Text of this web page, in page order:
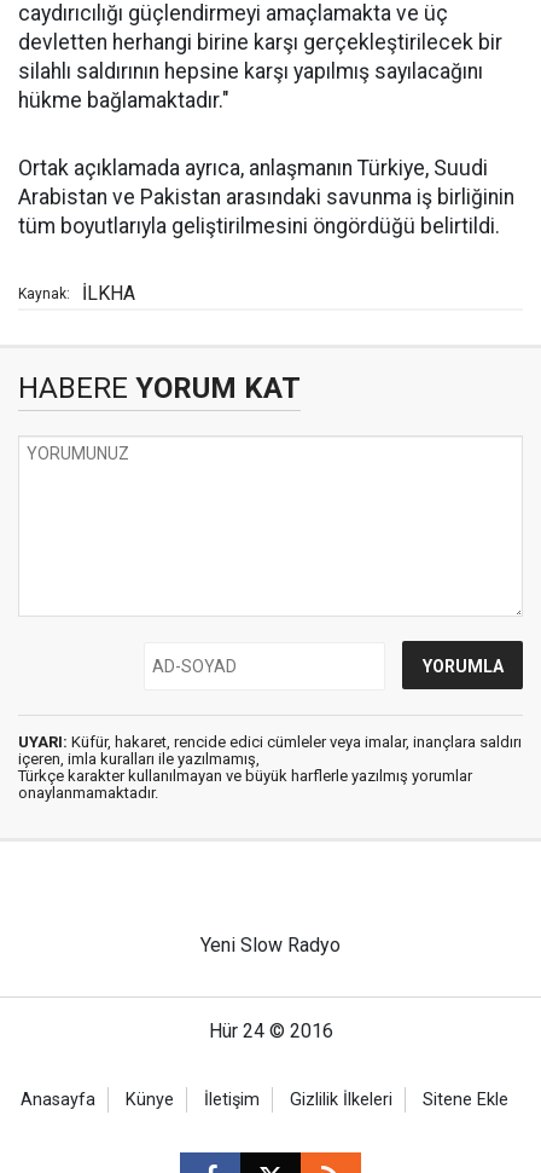
caydırıcılığı güçlendirmeyi amaçlamakta ve üç
devletten herhangi birine karşı gerçekleştirilecek bir
silahlı saldırının hepsine karşı yapılmış sayılacağını
hükme bağlamaktadır."
Ortak açıklamada ayrıca, anlaşmanın Türkiye, Suudi
Arabistan ve Pakistan arasındaki savunma iş birliğinin
tüm boyutlarıyla geliştirilmesini öngördüğü belirtildi.
Kaynak: İLKHA
HABERE YORUM KAT
UYARI: Küfür, hakaret, rencide edici cümleler veya imalar, inançlara saldırı
içeren, imla kuralları ile yazılmamış,
Türkçe karakter kullanılmayan ve büyük harflerle yazılmış yorumlar
onaylanmamaktadır.
Yeni Slow Radyo
Hür 24 © 2016
Anasayfa Künye İletişim Gizlilik İlkeleri Sitene Ekle